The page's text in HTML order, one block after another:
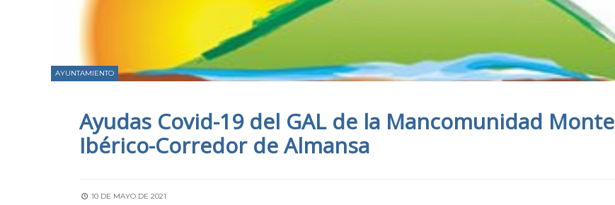
AYUNTAMIENTO
Ayudas Covid-19 del GAL de la Mancomunidad Monte
Ibérico-Corredor de Almansa
10 DE MAYO DE 2021